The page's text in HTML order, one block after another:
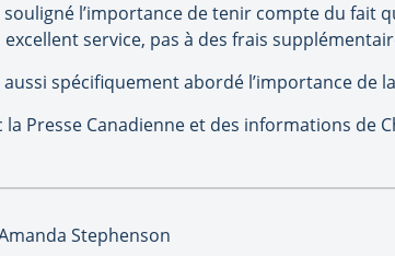
souligné l’importance de tenir compte du
excellent service, pas à des frais
aussi spécifiquement abordé l’importance de
la Presse Canadienne et des informations de
Stephenson